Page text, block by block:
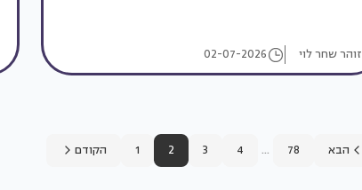
זוהר שחר לוי 02-07-2026
הקודם 1 2 3 4 ... 78 הבא